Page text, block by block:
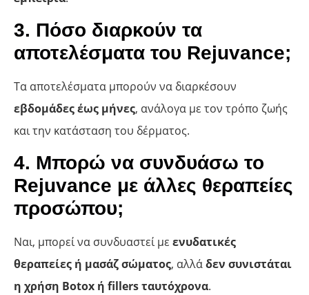
3. Πόσο διαρκούν τα
αποτελέσματα του Rejuvance;
Τα αποτελέσματα μπορούν να διαρκέσουν
εβδομάδες έως μήνες, ανάλογα με τον τρόπο ζωής
και την κατάσταση του δέρματος.
4. Μπορώ να συνδυάσω το
Rejuvance με άλλες θεραπείες
προσώπου;
Ναι, μπορεί να συνδυαστεί με ενυδατικές
θεραπείες ή μασάζ σώματος, αλλάδεν συνιστάται
η χρήση Botox ή fillers ταυτόχρονα.